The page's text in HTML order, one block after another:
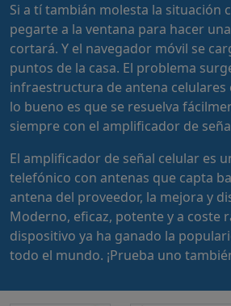
Si a tí tambián molesta la situación
pegarte a la ventana para hacer
cortará. Y el navegador móvil se
puntos de la casa. El problema
infraestructura de antena celulares
lo bueno es que se resuelva
siempre con el amplificador de
El amplificador de señal celular es
telefónico con antenas que capta
antena del proveedor, la mejora y
Moderno, eficaz, potente y a coste
dispositivo ya ha ganado la
todo el mundo. ¡Prueba uno